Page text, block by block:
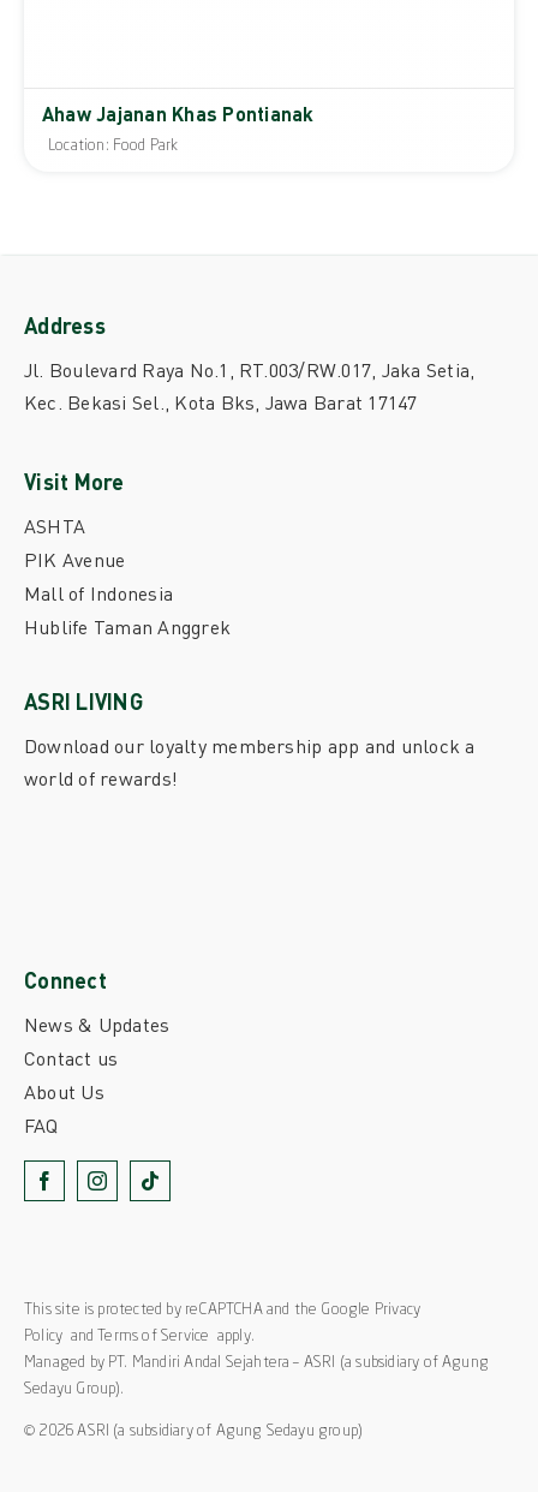
Ahaw Jajanan Khas Pontianak
Location: Food Park
Address
Jl. Boulevard Raya No.1, RT.003/RW.017, Jaka Setia,
Kec. Bekasi Sel., Kota Bks, Jawa Barat 17147
Connect
News & Updates
Contact us
About Us
FAQ
Visit More
ASHTA
PIK Avenue
Mall of Indonesia
Hublife Taman Anggrek
ASRI LIVING
Download our loyalty membership app and unlock a
world of rewards!
This site is protected by reCAPTCHA and the Google Privacy
Policy and Terms of Service apply.
Managed by PT. Mandiri Andal Sejahtera – ASRI (a subsidiary of Agung
Sedayu Group).
© 2026 ASRI (a subsidiary of Agung Sedayu group)